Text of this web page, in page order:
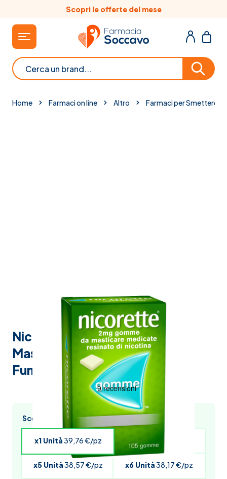
Salta al contenutoScopri le offerte del mese
Cerca
Home Farmaci on line Altro Farmaci per Smettere
Nicorette 2 mg Gomme
Masticabili Per Smettere Di
Fumare 105 Pezzi
Scegli l’acquisto multiplo e risparmia
x1 Unità39,76 €/pz x4 Unità
x5 Unità38,57 €/pz x6 Unità38,17 €/pz